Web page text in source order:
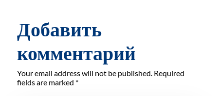
Добавить
комментарий
Your email address will not be published. Required
fields are marked *